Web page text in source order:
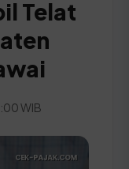
Telat
WIB